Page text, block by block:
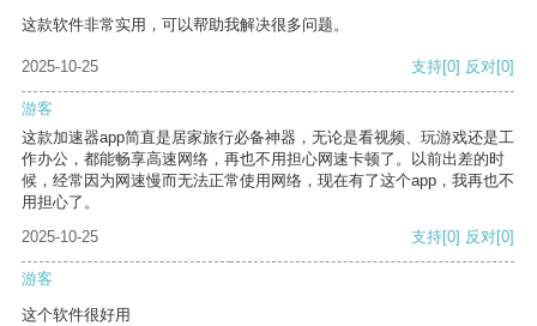
这款软件非常实用，可以帮助我解决很多问题。
2025-10-25 支持[0] 反对[0]
游客
这款加速器app简直是居家旅行必备神器，无论是看视频、玩游戏还是工
作办公，都能畅享高速网络，再也不用担心网速卡顿了。以前出差的时
候，经常因为网速慢而无法正常使用网络，现在有了这个app，我再也不
用担心了。
2025-10-25
支持[0] 反对[0]
游客
这个软件很好用